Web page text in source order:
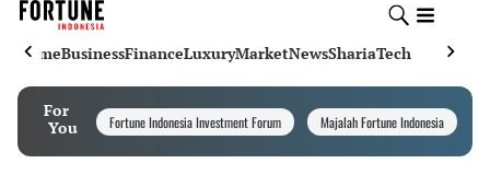
HomeBusinessFinanceLuxuryMarketNewsShariaTech
For
You
Fortune Indonesia Investment Forum Majalah Fortune Indonesia